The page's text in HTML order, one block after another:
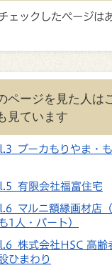
ェックしたページは
ページを見た人は
見ています
ブーカもりやま・
有限会社福富住宅
マルニ額縁画材店
1人・パート）
株式会社HSC 高齢
ひまわり